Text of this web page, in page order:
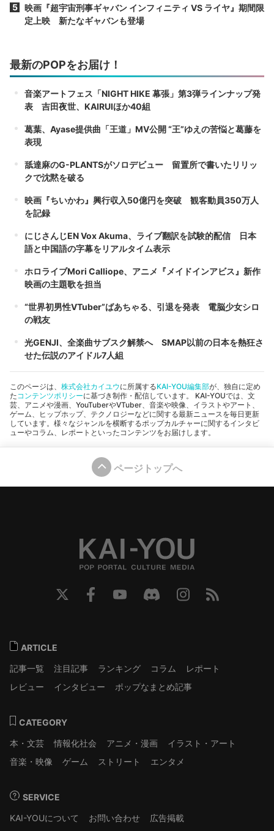
映画『超宇宙刑事ギャバン インフィニティ VS ライヤ』期間限
定上映 新たなギャバンも登場
最新のPOPをお届け！
音楽アートフェス「NIGHT HIKE 幕張」第3弾ラインナップ発
表 吉田夜世、KAIRUIほか40組
葛葉、Ayase提供曲「王道」MV公開 “王”ゆえの苦悩と葛藤を
表現
舐達麻のG-PLANTSがソロデビュー 留置所で書いたリリッ
クで沈黙を破る
映画『ちいかわ』興行収入50億円を突破 観客動員350万人
を記録
にじさんじEN Vox Akuma、ライブ翻訳を試験的配信 日本
語と中国語の字幕をリアルタイム表示
ホロライブMori Calliope、アニメ『メイドインアビス』新作
映画の主題歌を担当
“世界初男性VTuber”ばあちゃる、引退を発表 電脳少女シロ
の戦友
光GENJI、全楽曲サブスク解禁へ SMAP以前の日本を熱狂さ
せた伝説のアイドル7人組
このページは、 株式会社カイユウに所属するKAI-YOU編集部が、独自に定め
たコンテンツポリシーに基づき制作・配信しています。 KAI-YOUでは、文
芸、アニメや漫画、YouTuberやVTuber、音楽や映像、イラストやアート、
ゲーム、ヒップホップ、テクノロジーなどに関する最新ニュースを毎日更新
しています。様々なジャンルを横断するポップカルチャーに関するインタビ
ューやコラム、レポートといったコンテンツをお届けします。
ページトップへ
ARTICLE
記事一覧
注目記事 ランキング コラム
レポート
レビュー
インタビュー ポップなまとめ記事
CATEGORY
本・文芸
情報化社会 アニメ・漫画
イラスト・アート
音楽・映像
ゲーム ストリート エンタメ
SERVICE
KAI-YOUについて
お問い合わせ 広告掲載